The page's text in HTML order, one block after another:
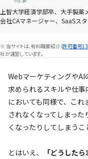
上智大学経済学部卒、大手製
会社CAマネージャー、SaaSス
事業責任者に就任。現場で役立
リア設計ノウハウの啓蒙を重視
※ 当サイトは、有料職業紹介（許可番号
社が運営しています。
Webマーケティングや
求められるスキルや仕
においても同様で、こ
されなくなってしまっ
くなったりしてしまうこ
とはいえ、 「どうした